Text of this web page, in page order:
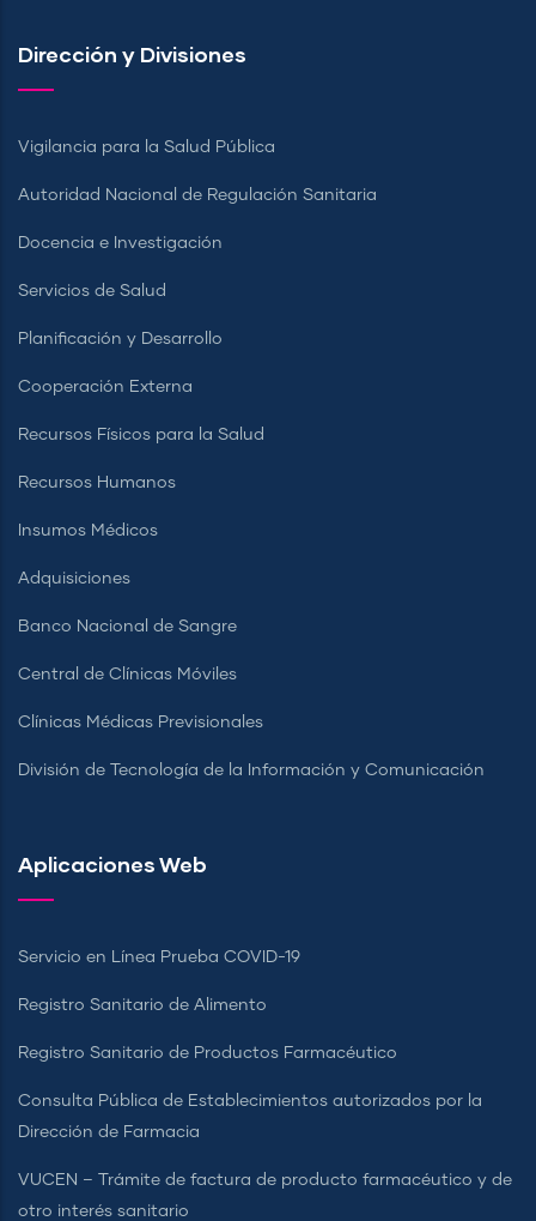
Dirección y Divisiones
Vigilancia para la Salud Pública
Autoridad Nacional de Regulación Sanitaria
Docencia e Investigación
Servicios de Salud
Planificación y Desarrollo
Cooperación Externa
Recursos Físicos para la Salud
Recursos Humanos
Insumos Médicos
Adquisiciones
Banco Nacional de Sangre
Central de Clínicas Móviles
Clínicas Médicas Previsionales
División de Tecnología de la Información y Comunicación
Aplicaciones Web
Servicio en Línea Prueba COVID-19
Registro Sanitario de Alimento
Registro Sanitario de Productos Farmacéutico
Consulta Pública de Establecimientos autorizados por la
Dirección de Farmacia
VUCEN – Trámite de factura de producto farmacéutico y de
otro interés sanitario